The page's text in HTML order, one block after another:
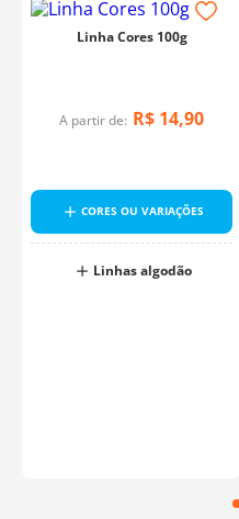
Linha Cores 100g
A partir de: R$ 14,90
CORES OU VARIAÇÕES
Linhas algodão